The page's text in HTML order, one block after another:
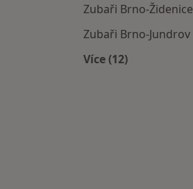
Zubaři Brno-Židenice
Zubaři Brno-Jundrov
Více (12)